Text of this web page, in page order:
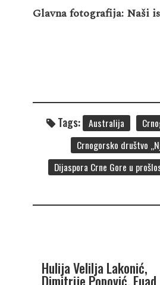
Glavna fotografija: Naši
Tags: Australija
Crnogorsko društvo
Dijaspora Crne Gore u
Hulija Velilja Lakonić,
Dimitrije Popović, Fuad